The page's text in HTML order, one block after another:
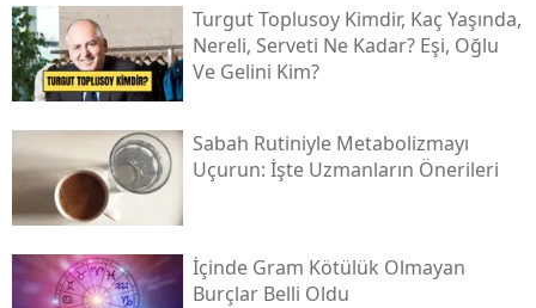
Turgut Toplusoy Kimdir, Kaç Yaşında,
Nereli, Serveti Ne Kadar? Eşi, Oğlu
Ve Gelini Kim?
Sabah Rutiniyle Metabolizmayı
Uçurun: İşte Uzmanların Önerileri
İçinde Gram Kötülük Olmayan
Burçlar Belli Oldu